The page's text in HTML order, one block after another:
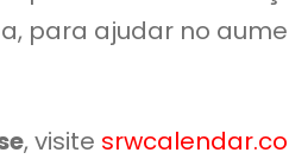
para ajudar no
, visite